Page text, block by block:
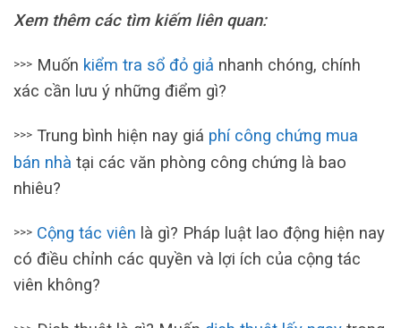
Xem thêm các tìm kiếm liên quan:
>>> Muốn kiểm tra sổ đỏ giả nhanh chóng, chính
xác cần lưu ý những điểm gì?
>>> Trung bình hiện nay giá phí công chứng mua
bán nhà tại các văn phòng công chứng là bao
nhiêu?
>>> Cộng tác viên là gì? Pháp luật lao động hiện nay
có điều chỉnh các quyền và lợi ích của cộng tác
viên không?